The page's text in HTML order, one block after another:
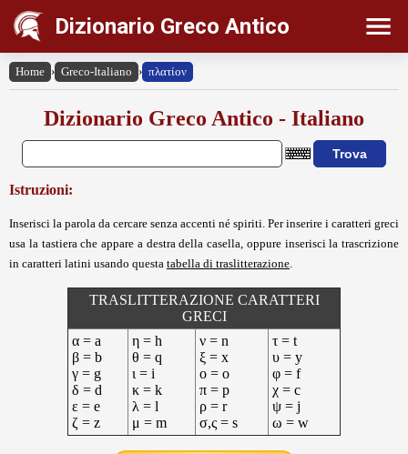
Dizionario Greco Antico
Home › Greco-Italiano › πλατίον
Dizionario Greco Antico - Italiano
Istruzioni:
Inserisci la parola da cercare senza accenti né spiriti. Per inserire i caratteri greci
usa la tastiera che appare a destra della casella, oppure inserisci la trascrizione
in caratteri latini usando questa tabella di traslitterazione
TRASLITTERAZIONE CARATTERI
GRECI
α = a
β = b
γ = g
δ = d
ε = e
ζ = z
η = h
θ = q
ι = i
κ = k
λ = l
μ = m
ν = n
ξ = x
ο = o
π = p
ρ = r
σ,ς = s
τ = t
υ = y
φ = f
χ = c
ψ = j
ω = w